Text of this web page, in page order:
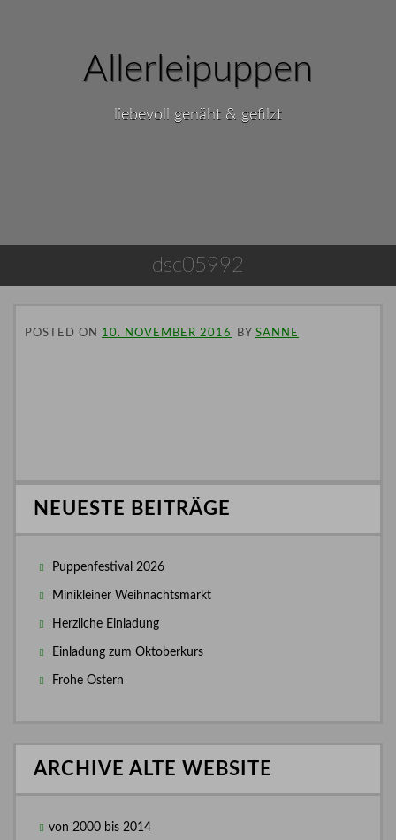
Allerleipuppen
liebevoll genäht & gefilzt
dsc05992
POSTED ON 10. NOVEMBER 2016 BY SANNE
NEUESTE BEITRÄGE
Puppenfestival 2026
Minikleiner Weihnachtsmarkt
Herzliche Einladung
Einladung zum Oktoberkurs
Frohe Ostern
ARCHIVE ALTE WEBSITE
von 2000 bis 2014